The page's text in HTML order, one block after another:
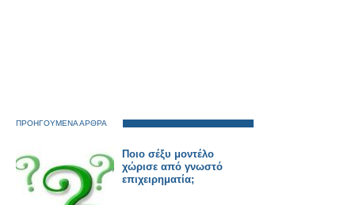
ΠΡΟΗΓΟΥΜΕΝΑ ΑΡΘΡΑ
Ποιο σέξυ μοντέλο
χώρισε από γνωστό
επιχειρηματία;